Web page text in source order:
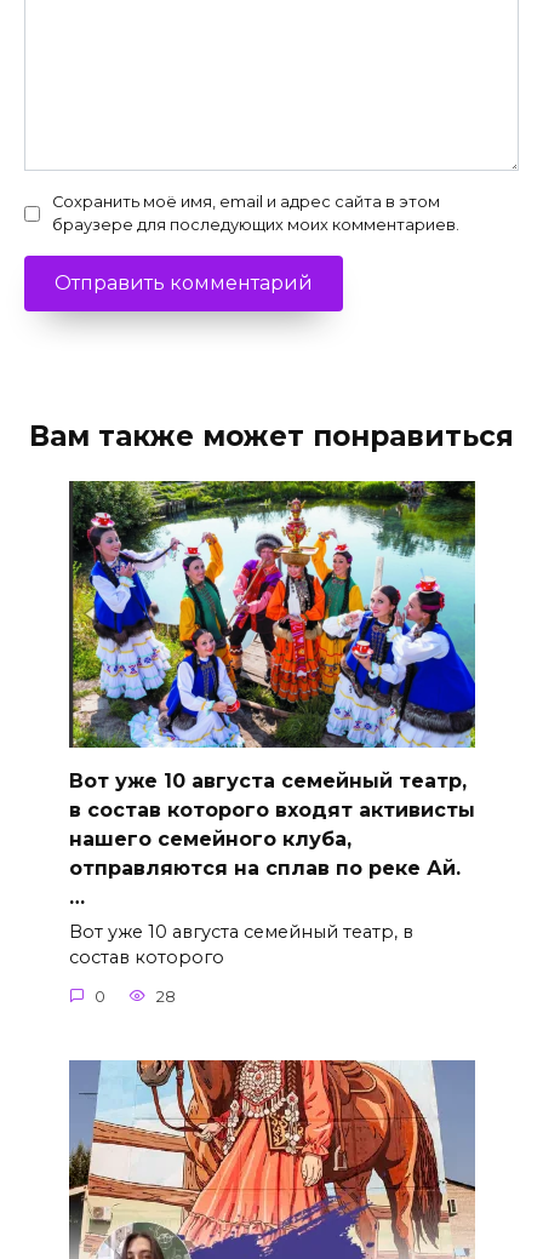
Сохранить моё имя, email и адрес сайта в этом
браузере для последующих моих комментариев.
Вам также может понравиться
Вот уже 10 августа семейный театр,
в состав которого входят активисты
нашего семейного клуба,
отправляются на сплав по реке Ай.
…
Вот уже 10 августа семейный театр, в
состав которого
0 28